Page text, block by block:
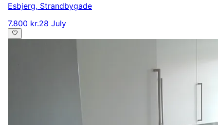
Esbjerg, Strandbygade
7.800 kr.28 July